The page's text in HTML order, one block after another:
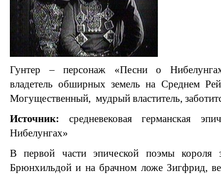
Гунтер – персонаж «Песни о
владетель обширных земель на Среднем
Могущественный, мудрый властитель,
Источник: средневековая германская
Нибелунгах»
В первой части эпической поэмы короля
Брюнхильдой и на брачном ложе Зигфрид,